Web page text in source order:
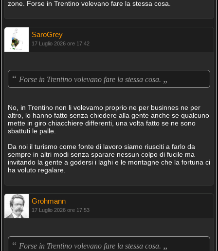
zone. Forse in Trentino volevano fare la stessa cosa.
SaroGrey
17 Luglio 2026 ore 17:42
“ Forse in Trentino volevano fare la stessa cosa. „
No, in Trentino non li volevamo proprio ne per businnes ne per
altro, lo hanno fatto senza chiedere alla gente anche se qualcuno
mette in giro chiacchiere differenti, una volta fatto se ne sono
sbattuti le palle.
Da noi il turismo come fonte di lavoro siamo riusciti a farlo da
sempre in altri modi senza sparare nessun colpo di fucile ma
invitando la gente a godersi i laghi e le montagne che la fortuna ci
ha voluto regalare.
Grohmann
17 Luglio 2026 ore 17:53
“ Forse in Trentino volevano fare la stessa cosa. „